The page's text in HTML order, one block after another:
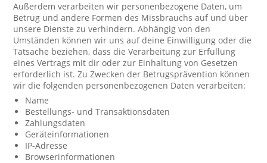
Außerdem verarbeiten wir personenbezogene Daten, um
Betrug und andere Formen des Missbrauchs auf und über
unsere Dienste zu verhindern. Abhängig von den
Umständen können wir uns auf deine Einwilligung oder die
Tatsache beziehen, dass die Verarbeitung zur Erfüllung
eines Vertrags mit dir oder zur Einhaltung von Gesetzen
erforderlich ist. Zu Zwecken der Betrugsprävention können
wir die folgenden personenbezogenen Daten verarbeiten:
Name
Bestellungs- und Transaktionsdaten
Zahlungsdaten
Geräteinformationen
IP-Adresse
Browserinformationen